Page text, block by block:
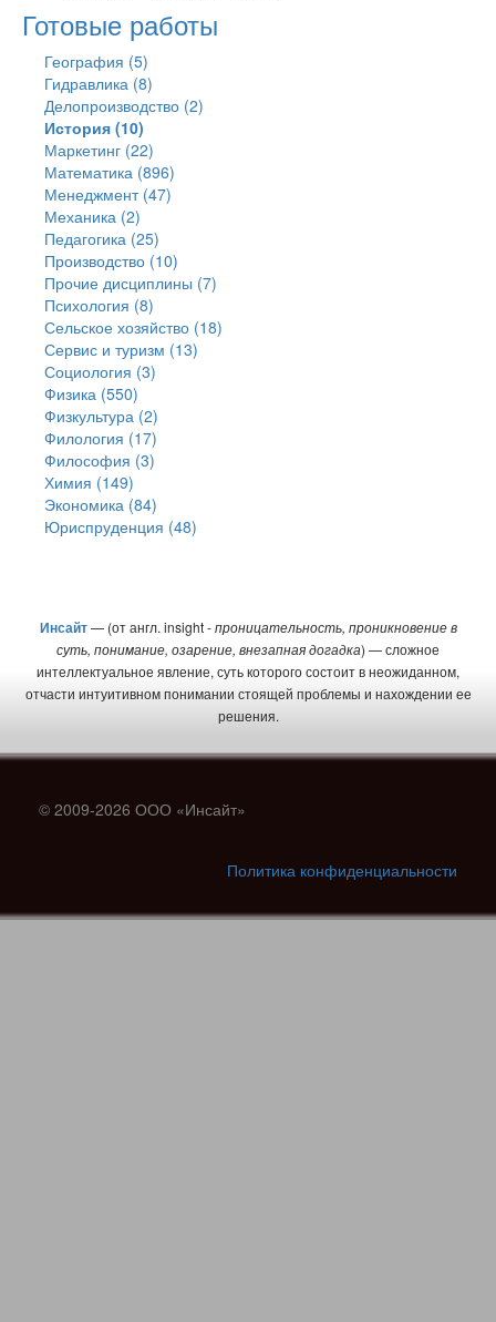
Готовые работы
География (5)
Гидравлика (8)
Делопроизводство (2)
История (10)
Маркетинг (22)
Математика (896)
Менеджмент (47)
Механика (2)
Педагогика (25)
Производство (10)
Прочие дисциплины (7)
Психология (8)
Сельское хозяйство (18)
Сервис и туризм (13)
Социология (3)
Физика (550)
Физкультура (2)
Филология (17)
Философия (3)
Химия (149)
Экономика (84)
Юриспруденция (48)
Инсайт — (от англ. insight -проницательность, проникновение в
суть, понимание, озарение, внезапная догадка) — сложное
интеллектуальное явление, суть которого состоит в неожиданном,
отчасти интуитивном понимании стоящей проблемы и нахождении ее
решения.
© 2009-2026 ООО «Инсайт»
Политика конфиденциальности